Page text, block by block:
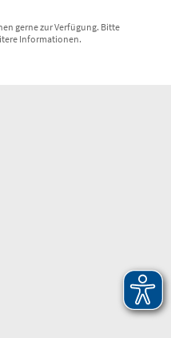
gerne zur Verfügung. Bitte
Informationen.